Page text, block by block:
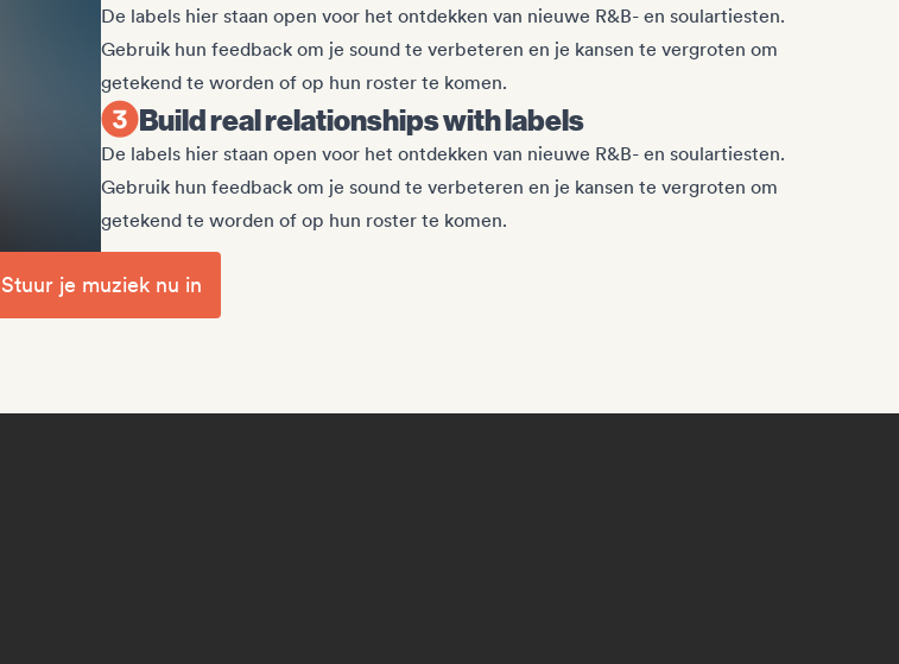
De labels hier staan open voor het ontdekken van nieuwe R&B- en soulartiesten.
Gebruik hun feedback om je sound te verbeteren en je kansen te vergroten om
getekend te worden of op hun roster te komen.
Build real relationships with labels
De labels hier staan open voor het ontdekken van nieuwe R&B- en soulartiesten.
Gebruik hun feedback om je sound te verbeteren en je kansen te vergroten om
getekend te worden of op hun roster te komen.
Stuur je muziek nu in